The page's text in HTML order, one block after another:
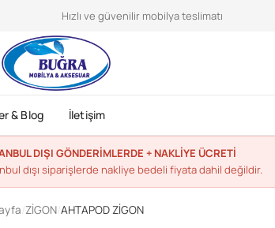
Hızlı ve güvenilir mobilya teslimatı
& Blog İletişim
DIŞI GÖNDERİMLERDE + NAKLİYE ÜCRETİ
dışı siparişlerde nakliye bedeli fiyata dahil değildir.
ZİGON /AHTAPOD ZİGON
https://www.cdc.gov/